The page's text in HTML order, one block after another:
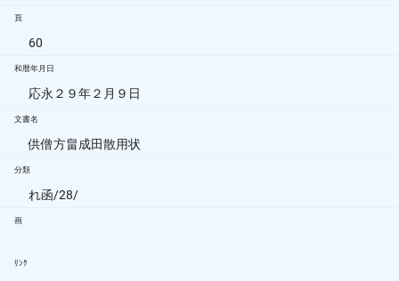
頁
60
和暦年月日
応永２９年２月９日
文書名
供僧方畠成田散用状
分類
れ函/28/
画
ﾘﾝｸ